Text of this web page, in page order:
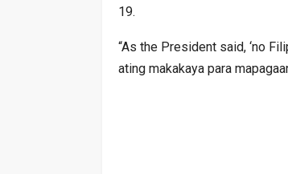
19.
“As the President said, ‘no
ating makakaya para